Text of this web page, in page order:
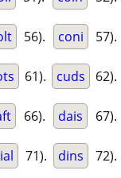
56). coni 57).
61). cuds 62).
66). dais 67).
71). dins 72).